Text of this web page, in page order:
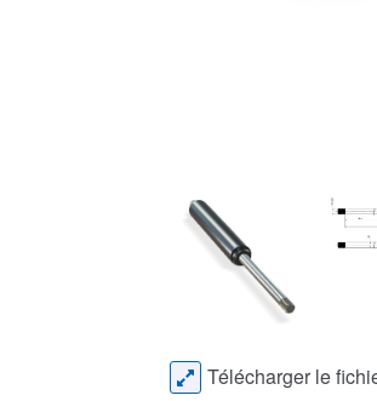
Télécharger le